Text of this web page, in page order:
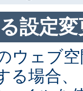
設定
ウェブ
る場合